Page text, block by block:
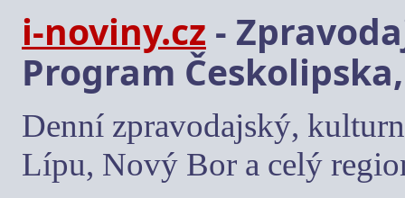
i-noviny.cz -
Program
Denní zpravodajský,
Lípu, Nový Bor a celý